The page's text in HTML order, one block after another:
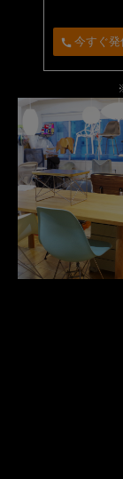
call 今すぐ発